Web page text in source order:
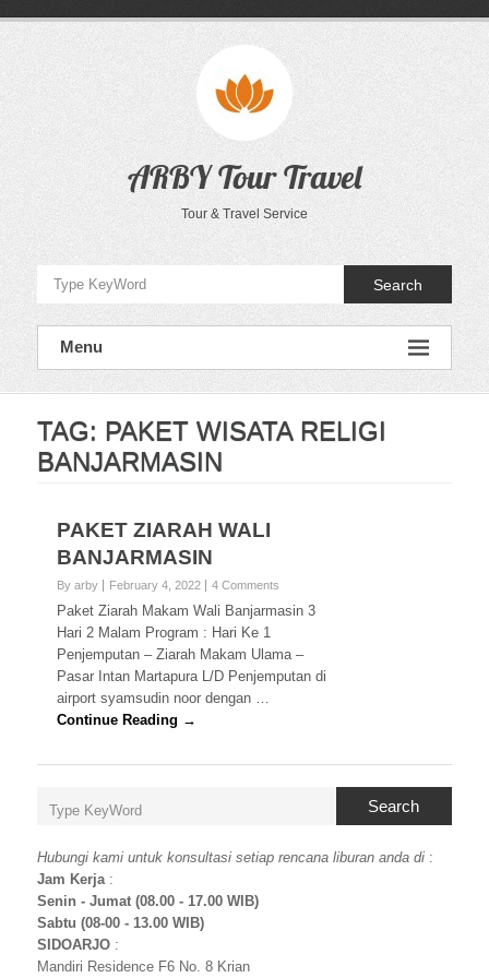
ARBY Tour Travel
Tour & Travel Service
Search
Menu
TAG: PAKET WISATA RELIGI
BANJARMASIN
PAKET ZIARAH WALI
BANJARMASIN
By arby February 4, 2022 4 Comments
Paket Ziarah Makam Wali Banjarmasin 3
Hari 2 Malam Program : Hari Ke 1
Penjemputan – Ziarah Makam Ulama –
Pasar Intan Martapura L/D Penjemputan di
airport syamsudin noor dengan …
Continue Reading →
Search
Hubungi kami untuk konsultasi setiap rencana liburan anda di :
Jam Kerja:
Senin - Jumat (08.00 - 17.00 WIB)
Sabtu (08-00 - 13.00 WIB)
SIDOARJO :
Mandiri Residence F6 No. 8 Krian